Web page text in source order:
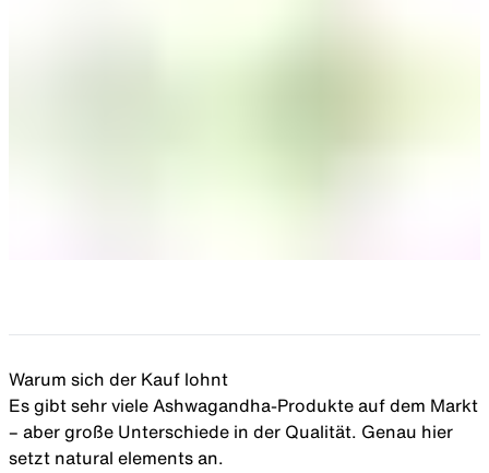
Warum sich der Kauf lohnt
Es gibt sehr viele Ashwagandha-Produkte auf dem Markt
– aber große Unterschiede in der Qualität. Genau hier
setzt natural elements an.